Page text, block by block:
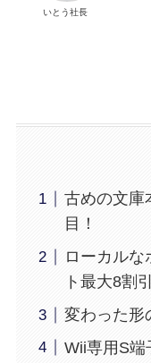
いとう社長
古めの文庫
目！
ローカルな
ト最大8割
変わった形
Wii専用S端